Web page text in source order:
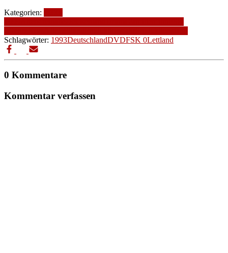
Kategorien:
Schlagwörter: 1993DeutschlandDVDFSK 0Lettland
0 Kommentare
Kommentar verfassen